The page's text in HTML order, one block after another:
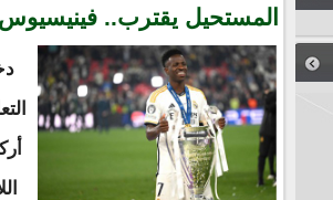
المستحيل يقترب..